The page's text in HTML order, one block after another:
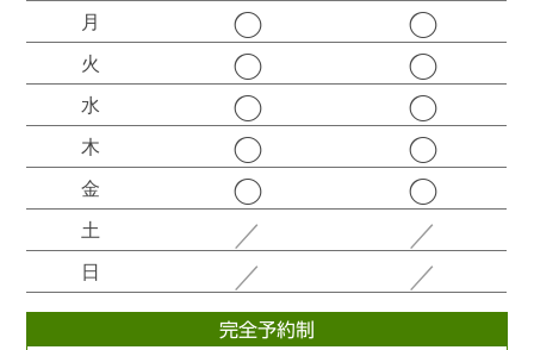
月 ◯ ◯
火 ◯ ◯
水 ◯ ◯
木 ◯ ◯
金 ◯ ◯
土 ／ ／
日 ／ ／
完全予約制